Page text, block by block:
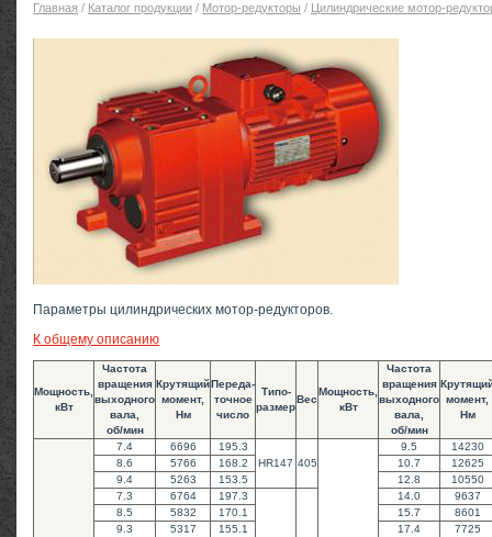
Главная / Каталог продукции / Мотор-редукторы / Цилиндрические мотор-
Параметры цилиндрических мотор-редукторов.
К общему описанию
Мощность,
кВт
Частота
вращения
выходного
вала,
об/мин
Крутящий
момент,
Нм
Переда-
точное
число
Типо-
размер
Вес
Мощность,
кВт
Частота
вращения
выходного
вала,
об/мин
момент,
Нм
7.4 6696
195.3
HR147 405
9.5
14230
8.6
5766 168.2 10.7
12625
9.4
5263 153.5 12.8
10550
7.3
6764 197.3 14.0
9637
8.5
5832 170.1 15.7
8601
9.3
5317 155.1 17.4
7725